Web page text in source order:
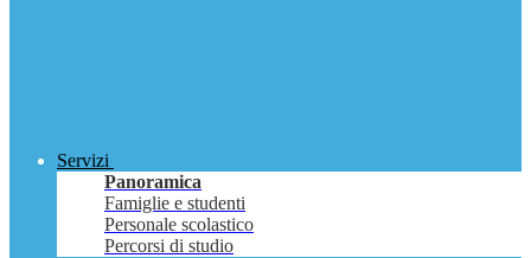
Servizi
Panoramica
Famiglie e studenti
Personale scolastico
Percorsi di studio